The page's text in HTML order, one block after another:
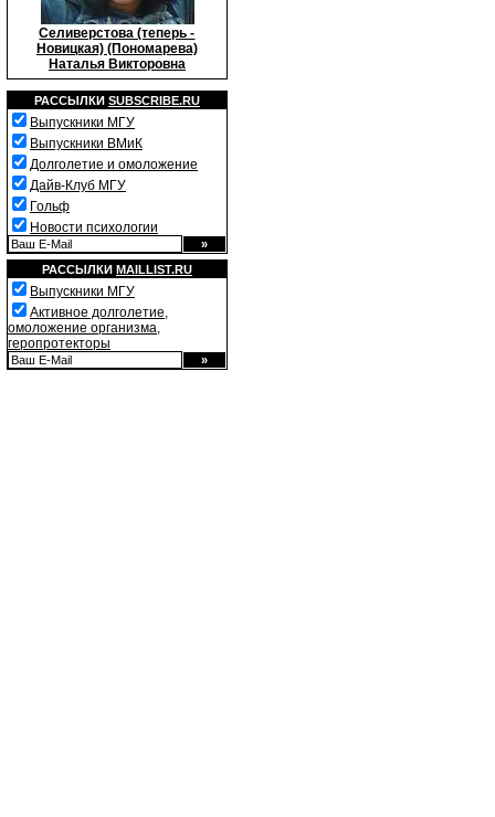
Селиверстова (теперь -
Новицкая) (Пономарева)
Наталья Викторовна
РАССЫЛКИ SUBSCRIBE.RU
Выпускники МГУ
Выпускники ВМиК
Долголетие и омоложение
Дайв-Клуб МГУ
Гольф
Новости психологии
РАССЫЛКИ MAILLIST.RU
Выпускники МГУ
Активное долголетие,
омоложение организма,
геропротекторы